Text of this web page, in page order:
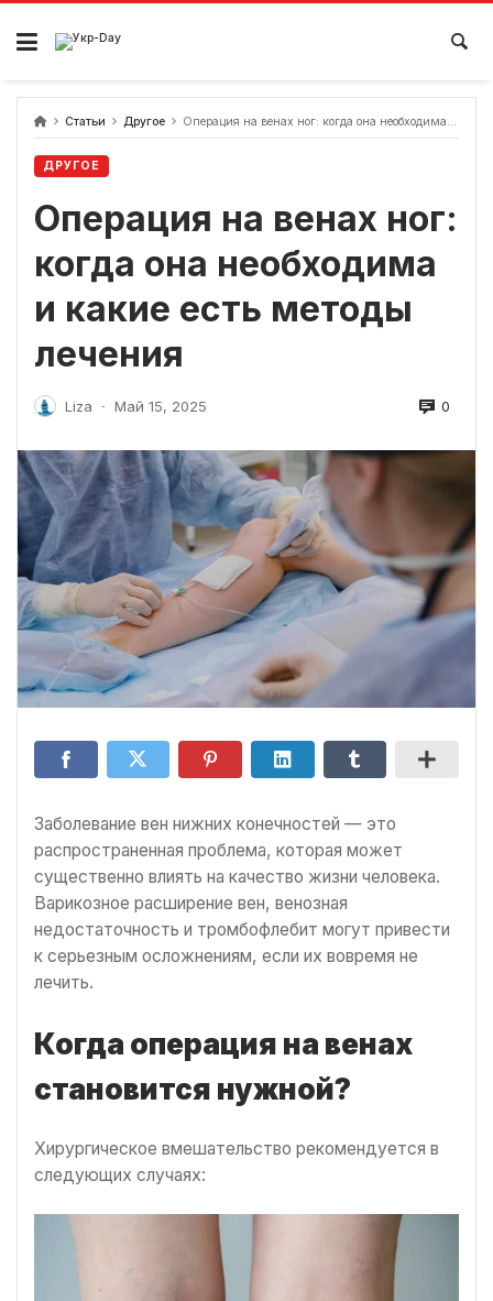
перейти
содержанию
Статьи Другое Операция на венах ног: когда она необходима и какие есть методы лечения
ДРУГОЕ
Операция на венах ног:
когда она необходима
и какие есть методы
лечения
Liza - Май 15, 2025 0
Заболевание вен нижних конечностей — это
распространенная проблема, которая может
существенно влиять на качество жизни человека.
Варикозное расширение вен, венозная
недостаточность и тромбофлебит могут привести
к серьезным осложнениям, если их вовремя не
лечить.
Когда операция на венах
становится нужной?
Хирургическое вмешательство рекомендуется в
следующих случаях: